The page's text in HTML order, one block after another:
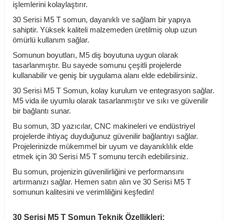
işlemlerini kolaylaştırır.
30 Serisi M5 T somun, dayanıklı ve sağlam bir yapıya
sahiptir. Yüksek kaliteli malzemeden üretilmiş olup uzun
ömürlü kullanım sağlar.
Somunun boyutları, M5 diş boyutuna uygun olarak
tasarlanmıştır. Bu sayede somunu çeşitli projelerde
kullanabilir ve geniş bir uygulama alanı elde edebilirsiniz.
30 Serisi M5 T Somun, kolay kurulum ve entegrasyon sağlar.
M5 vida ile uyumlu olarak tasarlanmıştır ve sıkı ve güvenilir
bir bağlantı sunar.
Bu somun, 3D yazıcılar, CNC makineleri ve endüstriyel
projelerde ihtiyaç duyduğunuz güvenilir bağlantıyı sağlar.
Projelerinizde mükemmel bir uyum ve dayanıklılık elde
etmek için 30 Serisi M5 T somunu tercih edebilirsiniz.
Bu somun, projenizin güvenilirliğini ve performansını
artırmanızı sağlar. Hemen satın alın ve 30 Serisi M5 T
somunun kalitesini ve verimliliğini keşfedin!
30 Serisi M5 T Somun Teknik Özellikleri: